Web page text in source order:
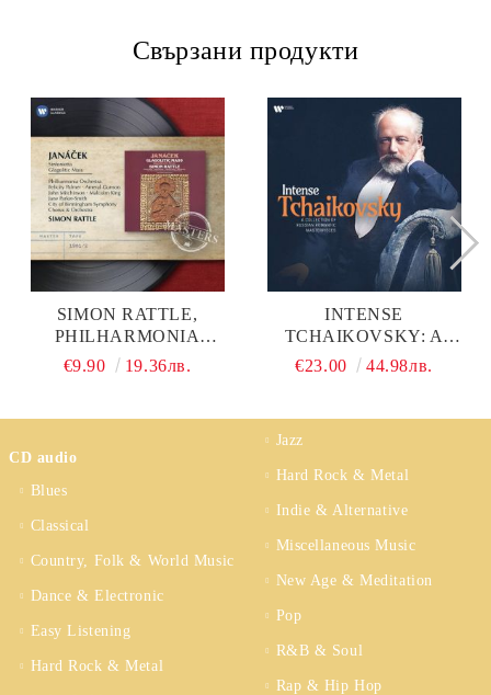
Свързани продукти
SIMON RATTLE,
PHILHARMONIA
ORCHESTRA - LEOS
(CD)
€9.90 19.36лв.
INTENSE
TCHAIKOVSKY: A
COLLECTION OF
VARIOUS ARTISTS
€23.00 44.98лв.
CD audio
Blues
Classical
Country, Folk & World Music
Dance & Electronic
Easy Listening
Hard Rock & Metal
Jazz
Hard Rock & Metal
Indie & Alternative
Miscellaneous Music
New Age & Meditation
Pop
R&B & Soul
Rap & Hip Hop